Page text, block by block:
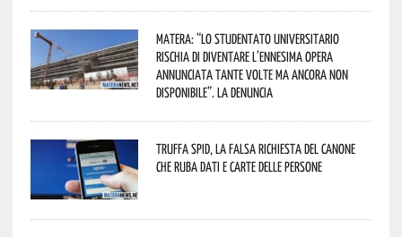
Matera: “Lo studentato universitario
rischia di diventare l’ennesima opera
annunciata tante volte ma ancora non
disponibile”. La denuncia
Truffa Spid, la falsa richiesta del canone
che ruba dati e carte delle persone